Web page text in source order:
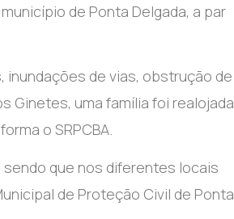
de Ponta Delgada, a par
de vias, obstrução de
Ginetes, uma família foi realojada
o SRPCBA.
sendo que nos diferentes locais
de Proteção Civil de Ponta